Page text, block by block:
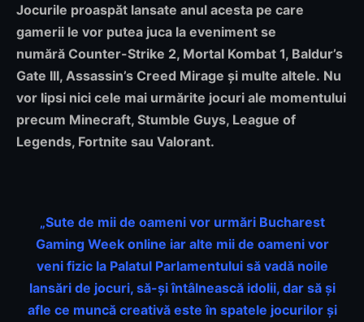
Jocurile proaspăt lansate anul acesta pe care
gamerii le vor putea juca la eveniment se
numără Counter-Strike 2, Mortal Kombat 1, Baldur’s
Gate III, Assassin’s Creed Mirage și multe altele. Nu
vor lipsi nici cele mai urmărite jocuri ale momentului
precum Minecraft, Stumble Guys, League of
Legends, Fortnite sau Valorant.
„Sute de mii de oameni vor urmări Bucharest
Gaming Week online iar alte mii de oameni vor
veni fizic la Palatul Parlamentului să vadă noile
lansări de jocuri, să-și întâlnească idolii, dar să și
afle ce muncă creativă este în spatele jocurilor și